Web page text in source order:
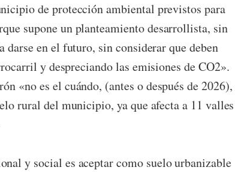
de protección ambiental previstos para
supone un planteamiento desarrollista, sin
en el futuro, sin considerar que deben
y despreciando las emisiones de CO2».
«no es el cuándo, (antes o después de 2026),
rural del municipio, ya que afecta a 11 valles
y social es aceptar como suelo urbanizable